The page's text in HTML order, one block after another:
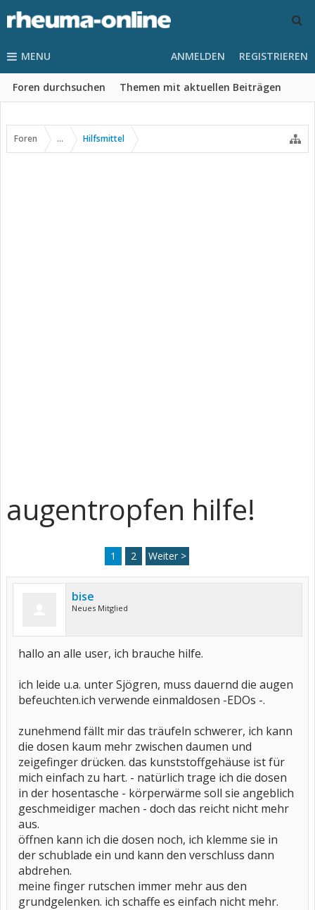
MENU
Foren durchsuchen Themen mit aktuellen Beiträgen
ANMELDEN REGISTRIEREN
Foren ... Hilfsmittel
augentropfen hilfe!
1 2 Weiter >
bise
Neues Mitglied
hallo an alle user, ich brauche hilfe.
ich leide u.a. unter Sjögren, muss dauernd die augen
befeuchten.ich verwende einmaldosen -EDOs -.
zunehmend fällt mir das träufeln schwerer, ich kann
die dosen kaum mehr zwischen daumen und
zeigefinger drücken. das kunststoffgehäuse ist für
mich einfach zu hart. - natürlich trage ich die dosen
in der hosentasche - körperwärme soll sie angeblich
geschmeidiger machen - doch das reicht nicht mehr
aus.
öffnen kann ich die dosen noch, ich klemme sie in
der schublade ein und kann den verschluss dann
abdrehen.
meine finger rutschen immer mehr aus den
grundgelenken. ich schaffe es einfach nicht mehr.